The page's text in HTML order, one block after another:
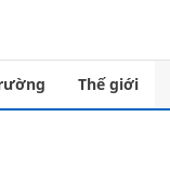
Thế giới